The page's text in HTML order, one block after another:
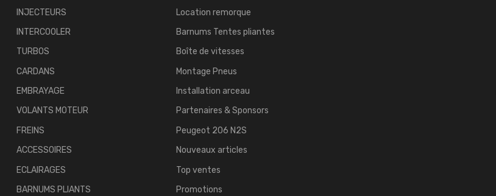
INJECTEURS
INTERCOOLER
TURBOS
CARDANS
EMBRAYAGE
VOLANTS MOTEUR
FREINS
ACCESSOIRES
ECLAIRAGES
BARNUMS PLIANTS
Location remorque
Barnums Tentes pliantes
Boîte de vitesses
Montage Pneus
Installation arceau
Partenaires & Sponsors
Peugeot 206 N2S
Nouveaux articles
Top ventes
Promotions